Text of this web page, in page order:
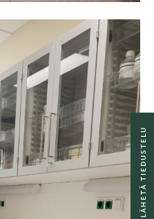
LÄHETÄ TIEDUSTELU